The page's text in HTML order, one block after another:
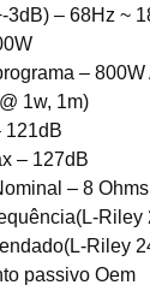
– 68Hz ~
– 800W
1w, 1m)
– 127dB
– 8 Ohms
Riley
Riley
passivo Oem